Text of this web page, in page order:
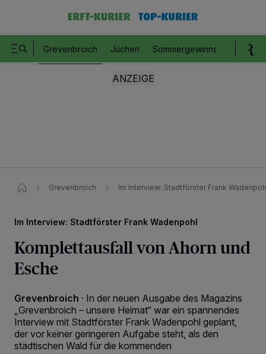
Grevenbroich Jüchen Sommergewinnspiel
Grevenbroich Im Interview: Stadtförster Frank
Im Interview: Stadtförster Frank Wadenpohl
Komplettausfall von Ahorn und
Esche
Grevenbroich · In der neuen Ausgabe des Magazins
„Grevenbroich – unsere Heimat“ war ein spannendes
Interview mit Stadtförster Frank Wadenpohl geplant,
der vor keiner geringeren Aufgabe steht, als den
städtischen Wald für die kommenden